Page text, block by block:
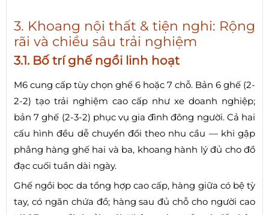
3. Khoang nội thất & tiện nghi: Rộng
rãi và chiều sâu trải nghiệm
3.1. Bố trí ghế ngồi linh hoạt
M6 cung cấp tùy chọn ghế 6 hoặc 7 chỗ. Bản 6 ghế (2-
2-2) tạo trải nghiệm cao cấp như xe doanh nghiệp;
bản 7 ghế (2-3-2) phục vụ gia đình đông người. Cả hai
cấu hình đều dễ chuyển đổi theo nhu cầu — khi gập
phẳng hàng ghế hai và ba, khoang hành lý đủ cho đồ
đạc cuối tuần dài ngày.
Ghế ngồi bọc da tổng hợp cao cấp, hàng giữa có bệ tỳ
tay, có ngăn chứa đồ; hàng sau đủ chỗ cho người cao